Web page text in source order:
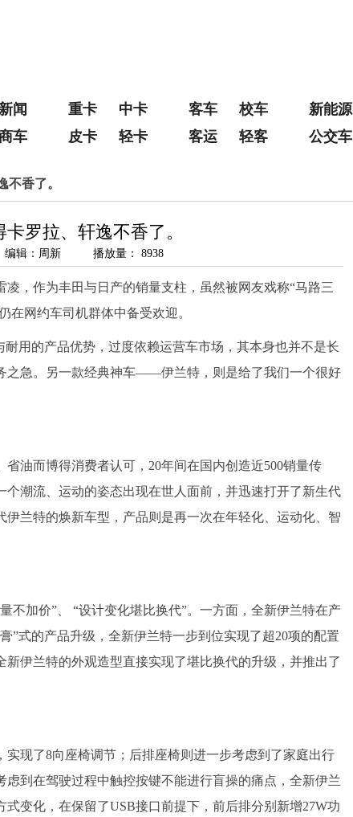
闻
车
重卡
中卡
皮卡
轻卡
客车
校车
客运
轻客
新能源
公交车
不香了。
罗拉、轩逸不香了。
编辑：周新 播放量： 8938
，作为丰田与日产的销量支柱，虽然被网友戏称“马路三
在网约车司机群体中备受欢迎。
用的产品优势，过度依赖运营车市场，其本身也并不是长
之急。另一款经典神车——伊兰特，则是给了我们一个很好
油而博得消费者认可，20年间在国内创造近500销量传
潮流、运动的姿态出现在世人面前，并迅速打开了新生代
兰特的焕新车型，产品则是再一次在年轻化、运动化、智
不加价”、 “设计变化堪比换代”。一方面，全新伊兰特在产
”式的产品升级，全新伊兰特一步到位实现了超20项的配置
伊兰特的外观造型直接实现了堪比换代的升级，并推出了
现了8向座椅调节；后排座椅则进一步考虑到了家庭出行
到在驾驶过程中触控按键不能进行盲操的痛点，全新伊兰
变化，在保留了USB接口前提下，前后排分别新增27W功